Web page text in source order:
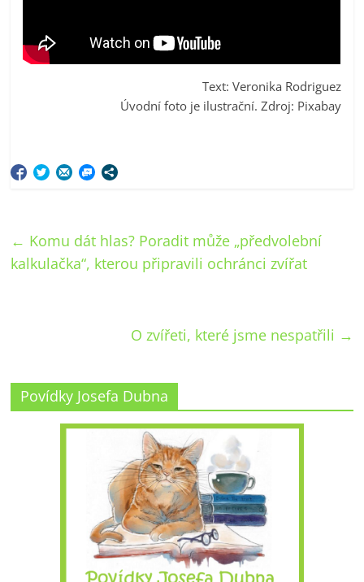
Text: Veronika Rodriguez
Úvodní foto je ilustrační. Zdroj: Pixabay
← Komu dát hlas? Poradit může „předvolební
kalkulačka“, kterou připravili ochránci zvířat
O zvířeti, které jsme nespatřili →
Povídky Josefa Dubna